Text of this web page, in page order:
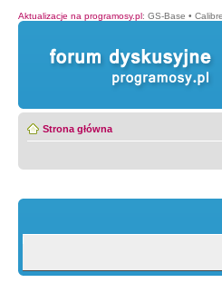
Aktualizacje na programosy.pl: GS-Base •
Strona główna